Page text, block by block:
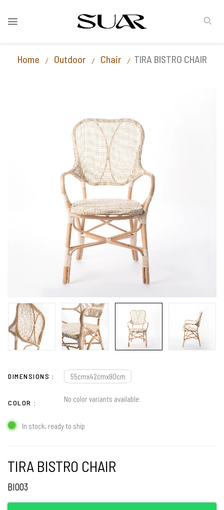
Home Outdoor Chair TIRA BISTRO CHAIR
DIMENSIONS 55cmx42cmx90cm
COLOR No color variants available.
In stock, ready to ship
TIRA BISTRO CHAIR
BI003